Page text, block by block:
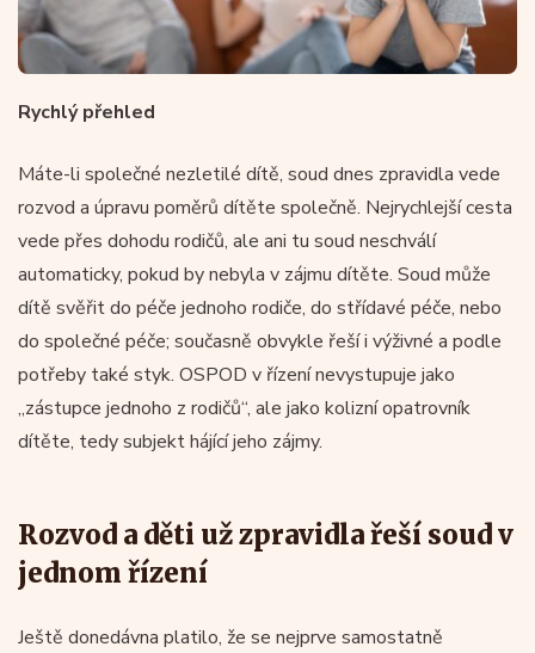
Rychlý přehled
Máte-li společné nezletilé dítě, soud dnes zpravidla vede
rozvod a úpravu poměrů dítěte společně. Nejrychlejší cesta
vede přes dohodu rodičů, ale ani tu soud neschválí
automaticky, pokud by nebyla v zájmu dítěte. Soud může
dítě svěřit do péče jednoho rodiče, do střídavé péče, nebo
do společné péče; současně obvykle řeší i výživné a podle
potřeby také styk. OSPOD v řízení nevystupuje jako
„zástupce jednoho z rodičů“, ale jako kolizní opatrovník
dítěte, tedy subjekt hájící jeho zájmy.
Rozvod a děti už zpravidla řeší soud v
jednom řízení
Ještě donedávna platilo, že se nejprve samostatně